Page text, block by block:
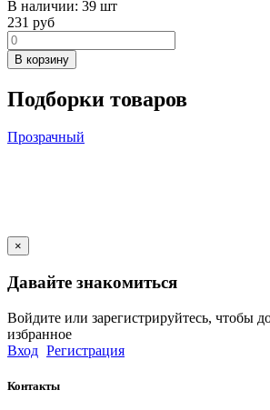
В наличии: 39 шт
231 руб
В корзину
Подборки товаров
Прозрачный
×
Давайте знакомиться
Войдите или зарегистрируйтесь, чтобы
избранное
Вход Регистрация
Контакты